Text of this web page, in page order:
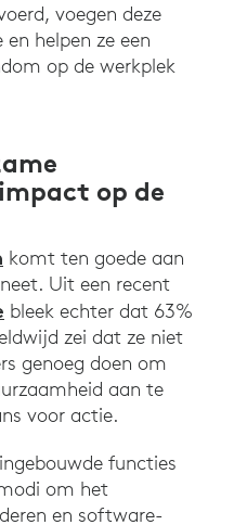
voegen deze
helpen ze een
op de werkplek
op de
komt ten goede aan
Uit een recent
bleek echter dat 63%
zei dat ze niet
genoeg doen om
aan te
voor actie.
functies
om het
en software-